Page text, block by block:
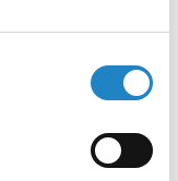
kartanon